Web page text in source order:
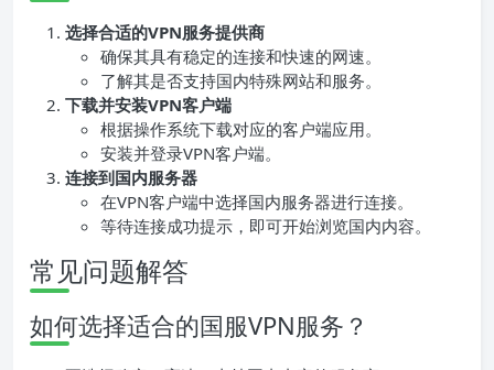
选择合适的VPN服务提供商
确保其具有稳定的连接和快速的网速。
了解其是否支持国内特殊网站和服务。
下载并安装VPN客户端
根据操作系统下载对应的客户端应用。
安装并登录VPN客户端。
连接到国内服务器
在VPN客户端中选择国内服务器进行连接。
等待连接成功提示，即可开始浏览国内内容。
常见问题解答
如何选择适合的国服VPN服务？